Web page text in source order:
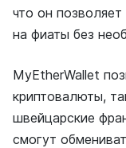
что он
на фиаты без
MyEtherWallet
криптовалюты,
швейцарские
смогут